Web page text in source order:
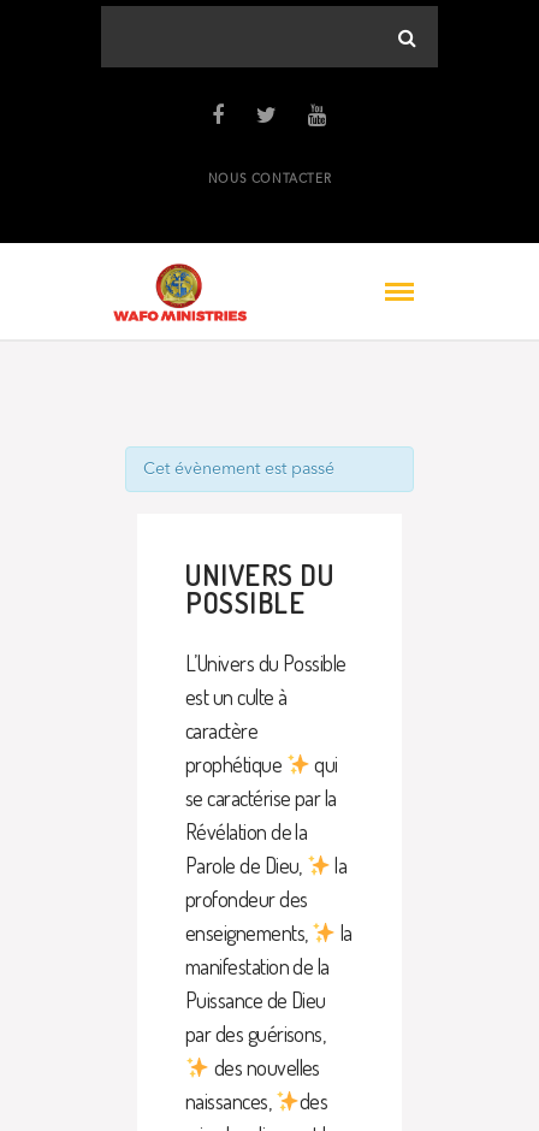
NOUS CONTACTER
Cet évènement est passé
UNIVERS DU
POSSIBLE
L’Univers du Possible
est un culte à
caractère
prophétique
qui
se caractérise par la
Révélation de la
Parole de Dieu,
la
profondeur des
enseignements,
la
manifestation de la
Puissance de Dieu
par des guérisons,
des nouvelles
naissances,
des